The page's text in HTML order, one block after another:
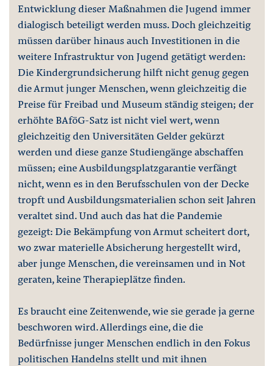
Entwicklung dieser Maßnahmen die Jugend immer
dialogisch beteiligt werden muss. Doch gleichzeitig
müssen darüber hinaus auch Investitionen in die
weitere Infrastruktur von Jugend getätigt werden:
Die Kindergrundsicherung hilft nicht genug gegen
die Armut junger Menschen, wenn gleichzeitig die
Preise für Freibad und Museum ständig steigen; der
erhöhte BAföG-Satz ist nicht viel wert, wenn
gleichzeitig den Universitäten Gelder gekürzt
werden und diese ganze Studiengänge abschaffen
müssen; eine Ausbildungsplatzgarantie verfängt
nicht, wenn es in den Berufsschulen von der Decke
tropft und Ausbildungsmaterialien schon seit Jahren
veraltet sind. Und auch das hat die Pandemie
gezeigt: Die Bekämpfung von Armut scheitert dort,
wo zwar materielle Absicherung hergestellt wird,
aber junge Menschen, die vereinsamen und in Not
geraten, keine Therapieplätze finden.
Es braucht eine Zeitenwende, wie sie gerade ja gerne
beschworen wird. Allerdings eine, die die
Bedürfnisse junger Menschen endlich in den Fokus
politischen Handelns stellt und mit ihnen